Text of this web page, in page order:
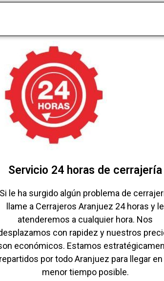
Servicio 24 horas de cerrajería
Si le ha surgido algún problema de
llame a Cerrajeros Aranjuez 24 horas y le
atenderemos a cualquier hora. Nos
con rapidez y nuestros
económicos. Estamos
repartidos por todo Aranjuez para llegar en
menor tiempo posible.